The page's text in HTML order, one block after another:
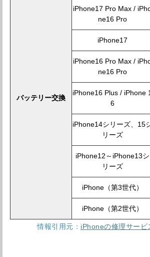
バッテリー交換
iPhone17 Pro Max /
ne16 Pro
iPhone17
iPhone16 Pro Max /
ne16 Pro
iPhone16 Plus / iPhone 1
6
iPhone14シリーズ、15
リーズ
iPhone12～iPhone13シ
リーズ
iPhone（第3世代）
iPhone（第2世代）
情報引用元： iPhoneの修理サービ